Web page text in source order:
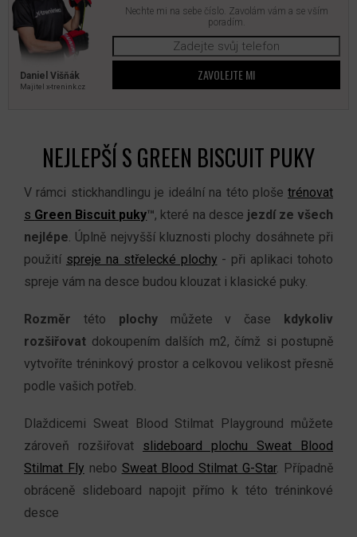
Daniel Višňák
Majitel x‑trenink.cz
Nechte mi na sebe číslo. Zavolám vám a se vším
poradím.
ZAVOLEJTE MI
NEJLEPŠÍ S GREEN BISCUIT PUKY
V rámci stickhandlingu je ideální na této ploše trénovat
s Green Biscuit puky™, které na desce jezdí ze všech
nejlépe. Úplně nejvyšší kluznosti plochy dosáhnete při
použití spreje na střelecké plochy - při aplikaci tohoto
spreje vám na desce budou klouzat i klasické puky.
Rozměr této plochymůžete v čase kdykoliv
rozšiřovat dokoupením dalších m2, čímž si postupně
vytvoříte tréninkový prostor a celkovou velikost přesně
podle vašich potřeb.
Dlaždicemi Sweat Blood Stilmat Playground můžete
zároveň rozšiřovat slideboard plochu Sweat Blood
Stilmat Fly nebo Sweat Blood Stilmat G-Star. Případně
obráceně slideboard napojit přímo k této tréninkové
desce